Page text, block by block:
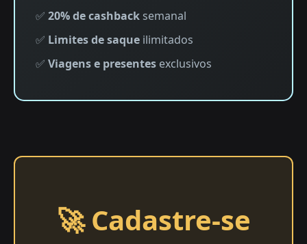
✅ 20% de cashback semanal
✅ Limites de saque ilimitados
✅ Viagens e presentes exclusivos
🚀 Cadastre-se